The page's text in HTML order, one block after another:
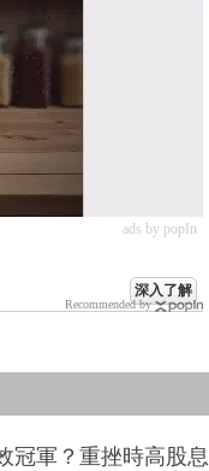
ads by popIn
深入了解
Recommended by
冠軍？重挫時高股息